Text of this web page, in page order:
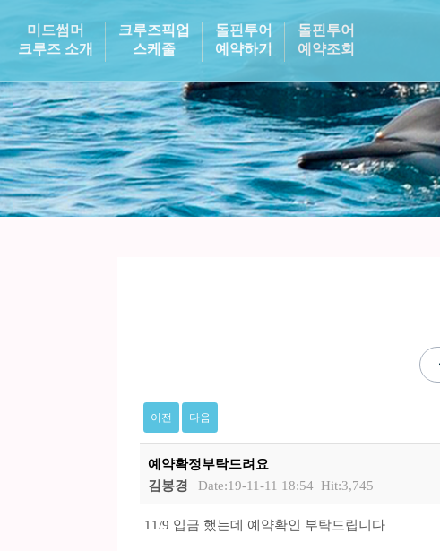
미드썸머
크루즈 소개
크루즈픽업
스케줄
돌핀투어
예약하기
돌핀투어
예약조회
이전 다음
예약확정부탁드려요
김봉경
Date:19-11-11 18:54 Hit:3,745
11/9 입금 했는데 예약확인 부탁드립니다